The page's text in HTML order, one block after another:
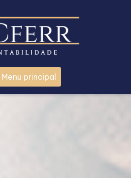
Menu principal